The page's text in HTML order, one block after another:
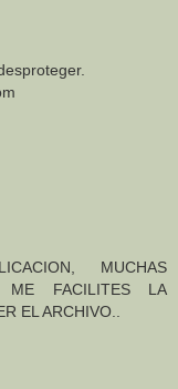
MUCHAS
ME FACILITES LA
EL ARCHIVO..